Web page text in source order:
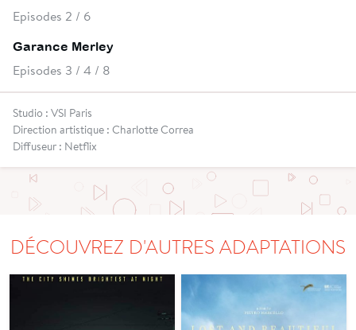
Episodes 2 / 6
Garance Merley
Episodes 3 / 4 / 8
Studio : VSI Paris
Direction artistique : Charlotte Correa
Diffuseur : Netflix
DÉCOUVREZ D'AUTRES ADAPTATIONS